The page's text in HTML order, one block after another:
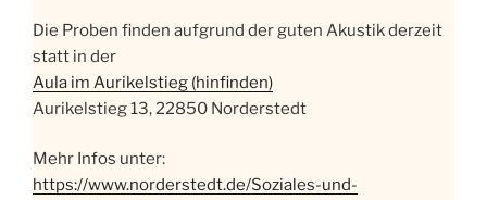
Die Proben finden aufgrund der guten Akustik derzeit
statt in der
Aula im Aurikelstieg (hinfinden)
Aurikelstieg 13, 22850 Norderstedt
Mehr Infos unter:
https://www.norderstedt.de/Soziales-und-